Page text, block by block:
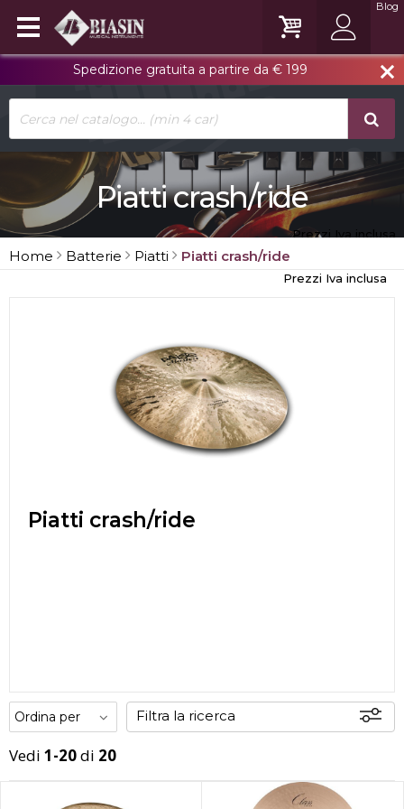
close
Spedizione gratuita a partire da € 199
Blog
Piatti crash/ride
Prezzi Iva inclusa
Home Batterie Piatti Piatti crash/ride
Prezzi Iva inclusa
Piatti crash/ride
Filtra la ricerca
Vedi 1-20di 20